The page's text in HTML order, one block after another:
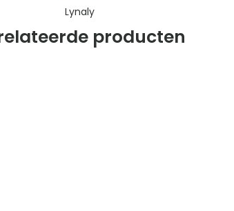
producten
Lynaly